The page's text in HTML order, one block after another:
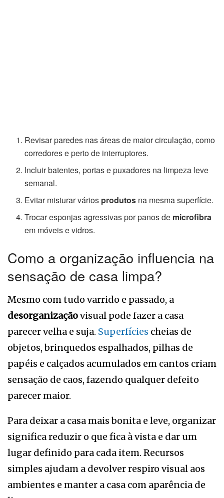
Revisar paredes nas áreas de maior circulação, como
corredores e perto de interruptores.
Incluir batentes, portas e puxadores na limpeza leve
semanal.
Evitar misturar vários produtos na mesma superfície.
Trocar esponjas agressivas por panos de microfibra
em móveis e vidros.
Como a organização influencia na
sensação de casa limpa?
Mesmo com tudo varrido e passado, a
desorganizaçãovisual pode fazer a casa
parecer velha e suja. Superfícies cheias de
objetos, brinquedos espalhados, pilhas de
papéis e calçados acumulados em cantos criam
sensação de caos, fazendo qualquer defeito
parecer maior.
Para deixar a casa mais bonita e leve, organizar
significa reduzir o que fica à vista e dar um
lugar definido para cada item. Recursos
simples ajudam a devolver respiro visual aos
ambientes e manter a casa com aparência de